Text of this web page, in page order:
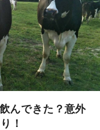
んできた？意外
！